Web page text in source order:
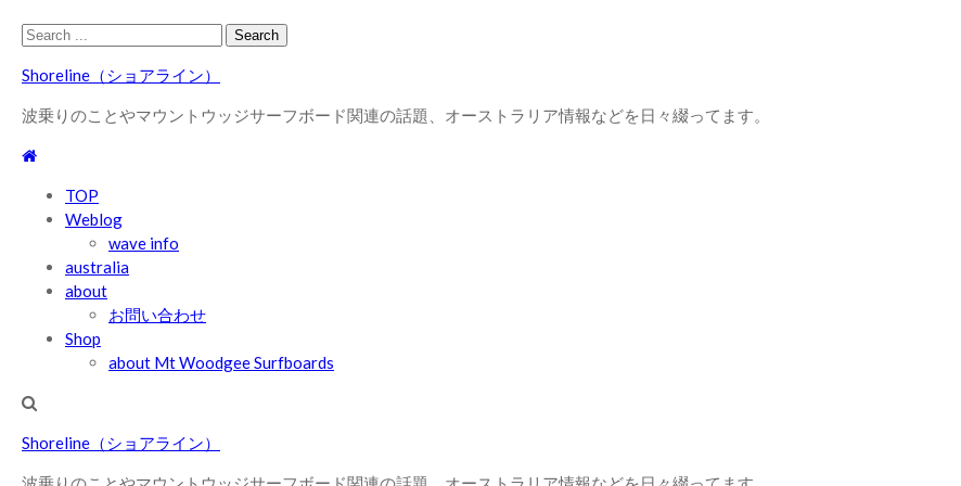
Skip
navigation
Skip
content
Search
Shoreline（ショアライン）
波乗りのことやマウントウッジサーフボード関連の話題、オーストラリア情報などを日々綴ってます。
TOP
Weblog
wave info
australia
about
お問い合わせ
Shop
about Mt Woodgee Surfboards
Shoreline（ショアライン）